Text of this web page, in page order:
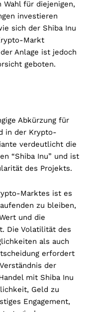
für diejenigen,
investieren
sich der Shiba Inu
Markt
Anlage ist jedoch
geboten.
Abkürzung für
in der Krypto-
verdeutlicht die
“Shiba Inu” und ist
des Projekts.
Marktes ist es
zu bleiben,
und die
Die Volatilität des
als auch
erfordert
der
mit Shiba Inu
Geld zu
Engagement,